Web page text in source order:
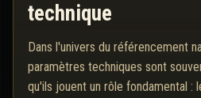
technique
Dans l'univers du référencement
paramètres techniques sont
qu'ils jouent un rôle fondamental :